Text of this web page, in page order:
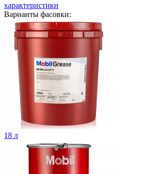
характеристики
Варианты фасовки:
18 л